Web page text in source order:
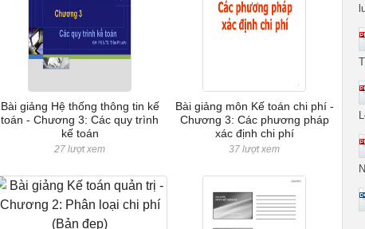
Bài giảng Hệ thống thông tin kế
toán - Chương 3: Các quy trình
kế toán
27 lượt xem
Bài giảng môn Kế toán chi phí -
Chương 3: Các phương pháp
xác định chi phí
37 lượt xem